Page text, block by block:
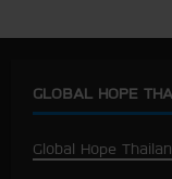
e
R
GLOBAL HOPE
Global Hope